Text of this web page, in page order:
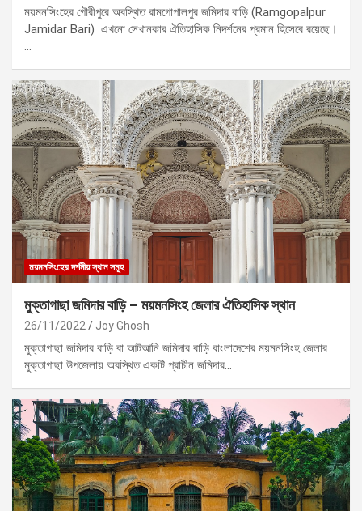
ময়মনসিংহের গৌরীপুরে অবস্থিত রামগোপালপুর জমিদার বাড়ি (Ramgopalpur
Jamidar Bari) এখনো সেখানকার ঐতিহাসিক নিদর্শনের প্রমান হিসেবে রয়েছে।
…
ময়মনসিংহের দর্শনীয় স্থান সমূহ
মুক্তাগাছা জমিদার বাড়ি – ময়মনসিংহ জেলার ঐতিহাসিক স্থান
26/11/2022 Joy Ghosh
মুক্তাগাছা জমিদার বাড়ি বা আটআনি জমিদার বাড়ি বাংলাদেশের ময়মনসিংহ জেলার
মুক্তাগাছা উপজেলায় অবস্থিত একটি প্রাচীন জমিদার…